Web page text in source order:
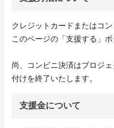
クレジットカードまたはコ
このページの「支援する」
尚、コンビニ決済はプロジ
付けを終了いたします。
支援金について